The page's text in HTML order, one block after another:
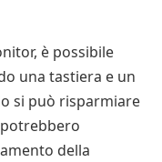
è possibile
una tastiera e un
si può risparmiare
della